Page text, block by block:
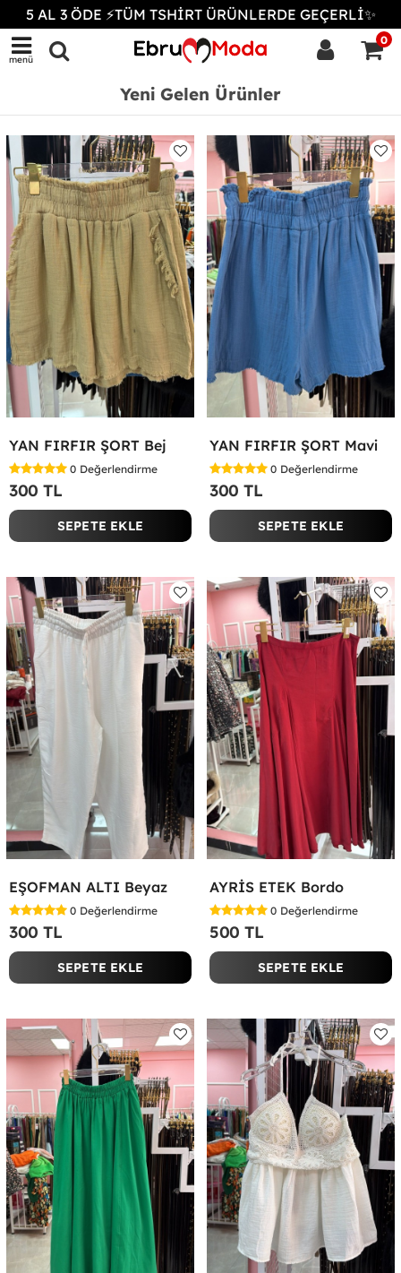
5 AL 3 ÖDE ⚡TÜM TSHİRT ÜRÜNLERDE GEÇERLİ✨
menü
0
Yeni Gelen Ürünler
YAN FIRFIR ŞORT Bej
0 Değerlendirme
300 TL
SEPETE EKLE
YAN FIRFIR ŞORT Mavi
0 Değerlendirme
300 TL
SEPETE EKLE
EŞOFMAN ALTI Beyaz
0 Değerlendirme
300 TL
SEPETE EKLE
AYRİS ETEK Bordo
0 Değerlendirme
500 TL
SEPETE EKLE